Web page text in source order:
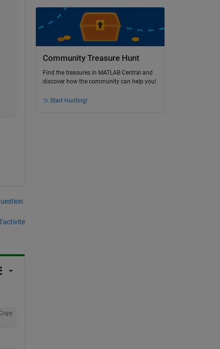
Community Treasure Hunt
Find the treasures in MATLAB Central and
discover how the community can help you!
Start Hunting!